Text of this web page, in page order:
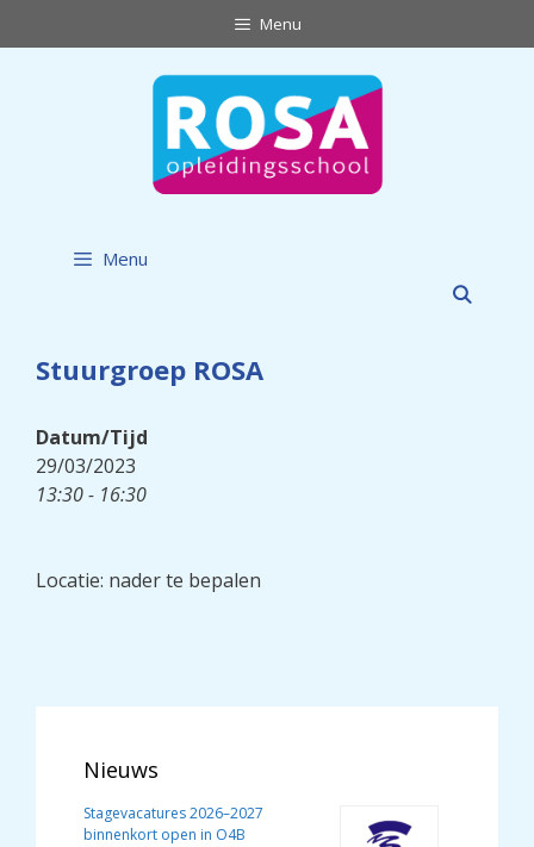
naar
Menu
Menu
Stuurgroep ROSA
Datum/Tijd
29/03/2023
13:30 - 16:30
Locatie: nader te bepalen
Nieuws
Stagevacatures 2026–2027
binnenkort open in O4B